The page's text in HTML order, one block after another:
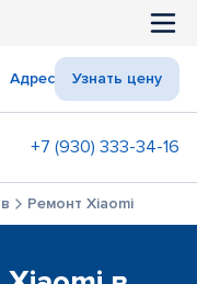
Адрес Узнать цену
+7 (930) 333-34-16
Ремонт Xiaomi